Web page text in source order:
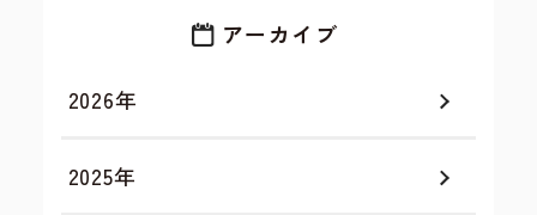
アーカイブ
2026年
2025年